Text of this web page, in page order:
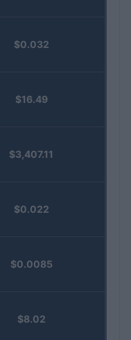
$0.032
$16.49
$3,407.11
$0.022
$0.0085
$8.02